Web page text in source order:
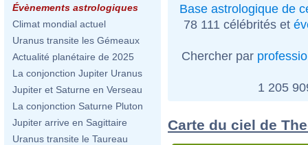
Évènements astrologiques
Climat mondial actuel
Uranus transite les Gémeaux
Actualité planétaire de 2025
La conjonction Jupiter Uranus
Jupiter et Saturne en Verseau
La conjonction Saturne Pluton
Jupiter arrive en Sagittaire
Uranus transite le Taureau
Base astrologique de
78 111 célébrités et
Chercher par
1 205
Carte du ciel de